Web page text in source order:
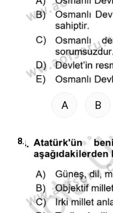
A B
8.